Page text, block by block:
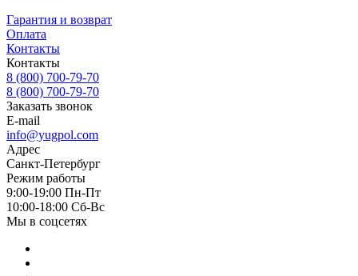
Гарантия и возврат
Оплата
Контакты
Контакты
8 (800) 700-79-70
8 (800) 700-79-70
Заказать звонок
E-mail
info@yugpol.com
Адрес
Санкт-Петербург
Режим работы
9:00-19:00 Пн-Пт
10:00-18:00 Cб-Вс
Мы в соцсетях